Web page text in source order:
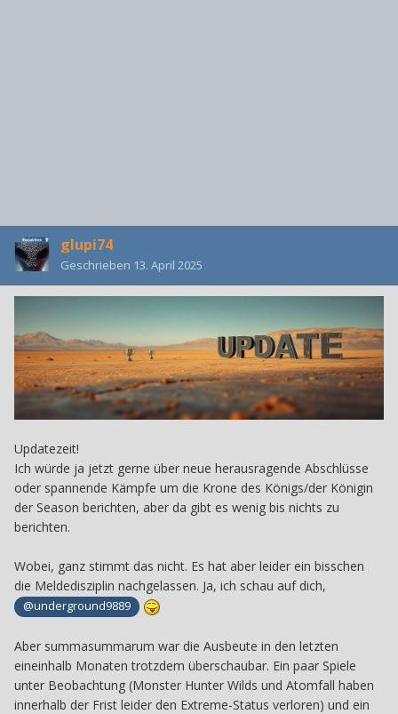
glupi74
Geschrieben 13. April 2025
Updatezeit!
Ich würde ja jetzt gerne über neue herausragende Abschlüsse
oder spannende Kämpfe um die Krone des Königs/der Königin
der Season berichten, aber da gibt es wenig bis nichts zu
berichten.
Wobei, ganz stimmt das nicht. Es hat aber leider ein bisschen
die Meldedisziplin nachgelassen. Ja, ich schau auf dich,
@underground9889
Aber summasummarum war die Ausbeute in den letzten
eineinhalb Monaten trotzdem überschaubar. Ein paar Spiele
unter Beobachtung (Monster Hunter Wilds und Atomfall haben
innerhalb der Frist leider den Extreme-Status verloren) und ein